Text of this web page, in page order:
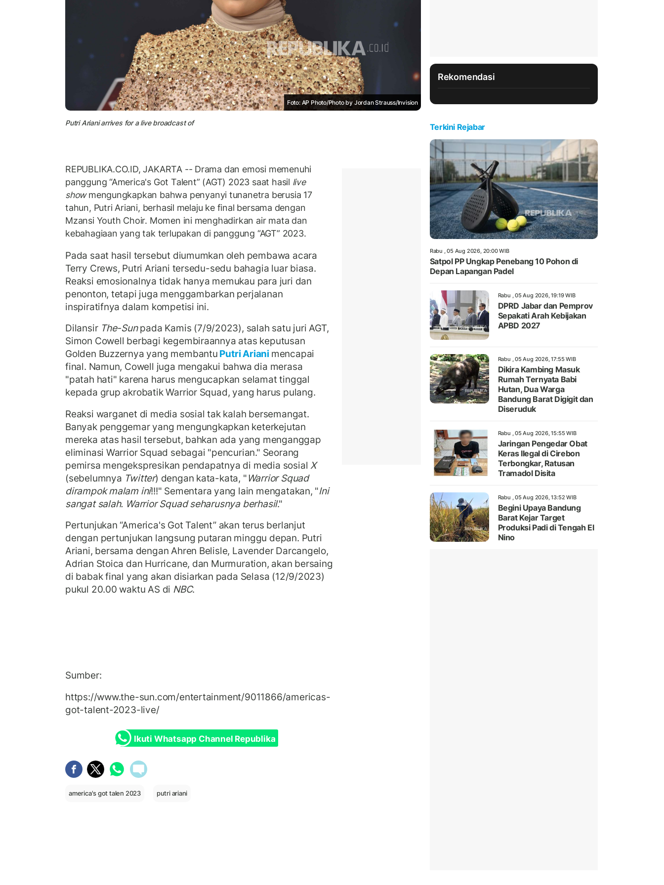
Foto: AP Photo/Photo by Jordan Strauss/Invision
Putri Ariani arrives for a live broadcast of
REPUBLIKA.CO.ID, JAKARTA -- Drama dan emosi memenuhi
panggung “America's Got Talent” (AGT) 2023 saat hasil live
showmengungkapkan bahwa penyanyi tunanetra berusia 17
tahun, Putri Ariani, berhasil melaju ke final bersama dengan
Mzansi Youth Choir. Momen ini menghadirkan air mata dan
kebahagiaan yang tak terlupakan di panggung “AGT” 2023.
Pada saat hasil tersebut diumumkan oleh pembawa acara
Terry Crews, Putri Ariani tersedu-sedu bahagia luar biasa.
Reaksi emosionalnya tidak hanya memukau para juri dan
penonton, tetapi juga menggambarkan perjalanan
inspiratifnya dalam kompetisi ini.
Dilansir The-Sunpada Kamis (7/9/2023), salah satu juri AGT,
Simon Cowell berbagi kegembiraannya atas keputusan
Golden Buzzernya yang membantu Putri Ariani mencapai
final. Namun, Cowell juga mengakui bahwa dia merasa
"patah hati" karena harus mengucapkan selamat tinggal
kepada grup akrobatik Warrior Squad, yang harus pulang.
Reaksi warganet di media sosial tak kalah bersemangat.
Banyak penggemar yang mengungkapkan keterkejutan
mereka atas hasil tersebut, bahkan ada yang menganggap
eliminasi Warrior Squad sebagai "pencurian." Seorang
pemirsa mengekspresikan pendapatnya di media sosial X
(sebelumnya Twitter) dengan kata-kata, " Warrior Squad
dirampok malam ini!!!" Sementara yang lain mengatakan, "Ini
sangat salah. Warrior Squad seharusnya berhasil."
Pertunjukan “America's Got Talent” akan terus berlanjut
dengan pertunjukan langsung putaran minggu depan. Putri
Ariani, bersama dengan Ahren Belisle, Lavender Darcangelo,
Adrian Stoica dan Hurricane, dan Murmuration, akan bersaing
di babak final yang akan disiarkan pada Selasa (12/9/2023)
pukul 20.00 waktu AS di NBC.
Sumber:
https://www.the-sun.com/entertainment/9011866/americas-
got-talent-2023-live/
Ikuti Whatsapp Channel Republika
america's got talen 2023 putri ariani
Rekomendasi
Terkini Rejabar
Rabu , 05 Aug 2026, 20:00 WIB
Satpol PP Ungkap Penebang 10 Pohon di
Depan Lapangan Padel
Rabu , 05 Aug 2026, 19:19 WIB
DPRD Jabar dan Pemprov
Sepakati Arah Kebijakan
APBD 2027
Rabu , 05 Aug 2026, 17:55 WIB
Dikira Kambing Masuk
Rumah Ternyata Babi
Hutan, Dua Warga
Bandung Barat Digigit dan
Diseruduk
Rabu , 05 Aug 2026, 15:55 WIB
Jaringan Pengedar Obat
Keras Ilegal di Cirebon
Terbongkar, Ratusan
Tramadol Disita
Rabu , 05 Aug 2026, 13:52 WIB
Begini Upaya Bandung
Barat Kejar Target
Produksi Padi di Tengah El
Nino